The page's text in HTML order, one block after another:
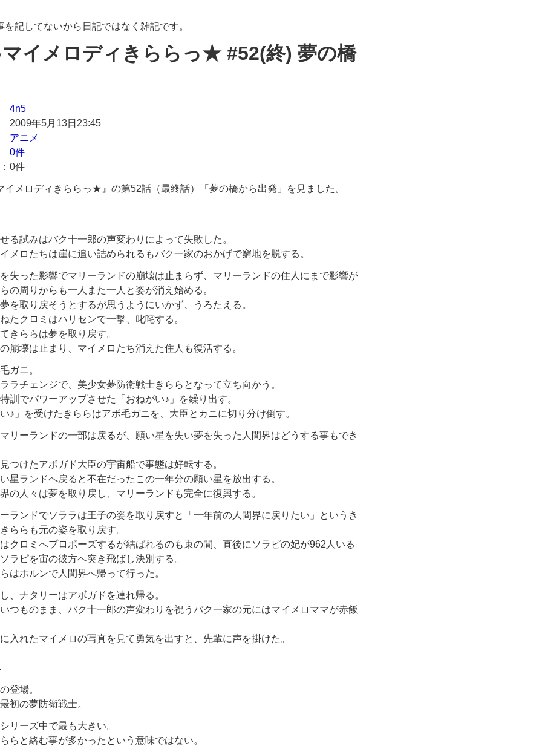
記してないから日記ではなく雑記です。
イメロディきららっ★ #52(終) 夢の橋
4n5
2009年5月13日23:45
アニメ
0件
0件
イメロディきららっ★』の第52話（最終話）「夢の橋から出発」を見ました。
る試みはバク十一郎の声変わりによって失敗した。
メロたちは崖に追い詰められるもバク一家のおかげで窮地を脱する。
失った影響でマリーランドの崩壊は止まらず、マリーランドの住人にまで影響が
の周りからも一人また一人と姿が消え始める。
を取り戻そうとするが思うようにいかず、うろたえる。
たクロミはハリセンで一撃、叱咤する。
きららは夢を取り戻す。
崩壊は止まり、マイメロたち消えた住人も復活する。
ガニ。
ラチェンジで、美少女夢防衛戦士きららとなって立ち向かう。
訓でパワーアップさせた「おねがい♪」を繰り出す。
♪」を受けたきららはアボ毛ガニを、大臣とカニに切り分け倒す。
リーランドの一部は戻るが、願い星を失い夢を失った人間界はどうする事もでき
つけたアボガド大臣の宇宙船で事態は好転する。
星ランドへ戻ると不在だったこの一年分の願い星を放出する。
の人々は夢を取り戻し、マリーランドも完全に復興する。
ランドでソララは王子の姿を取り戻すと「一年前の人間界に戻りたい」というき
ららも元の姿を取り戻す。
クロミへプロポーズするが結ばれるのも束の間、直後にソラピの妃が962人いる
ラピを宙の彼方へ突き飛ばし決別する。
はホルンで人間界へ帰って行った。
、ナタリーはアボガドを連れ帰る。
つものまま、バク十一郎の声変わりを祝うバク一家の元にはマイメロママが赤飯
入れたマイメロの写真を見て勇気を出すと、先輩に声を掛けた。
登場。
初の夢防衛戦士。
リーズ中で最も大きい。
らと絡む事が多かったという意味ではない。